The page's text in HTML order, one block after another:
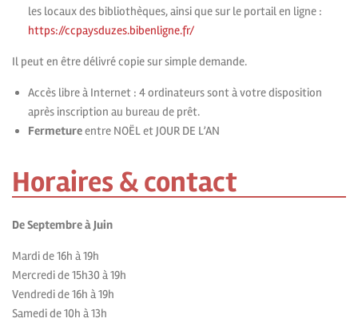
les locaux des bibliothèques, ainsi que sur le portail en ligne :
https://ccpaysduzes.bibenligne.fr/
Il peut en être délivré copie sur simple demande.
Accès libre à Internet : 4 ordinateurs sont à votre disposition
après inscription au bureau de prêt.
Fermetureentre NOËL et JOUR DE L’AN
Horaires & contact
De Septembre à Juin
Mardi de 16h à 19h
Mercredi de 15h30 à 19h
Vendredi de 16h à 19h
Samedi de 10h à 13h